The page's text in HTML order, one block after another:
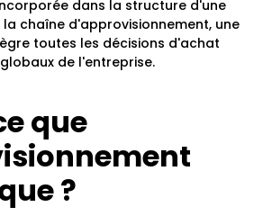
dans la structure d'une
chaîne d'approvisionnement, une
toutes les décisions d'achat
de l'entreprise.
que
?